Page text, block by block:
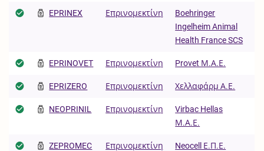
EPRINEX Επρινομεκτίνη
Boehringer
Ingelheim Animal
Health France SCS
EPRINOVET Επρινομεκτίνη Provet Μ.Α.Ε.
EPRIZERO Επρινομεκτίνη Χελλαφάρμ Α.Ε.
NEOPRINIL Επρινομεκτίνη
Virbac Hellas
Μ.Α.Ε.
ZEPROMEC Επρινομεκτίνη Neocell Ε.Π.Ε.